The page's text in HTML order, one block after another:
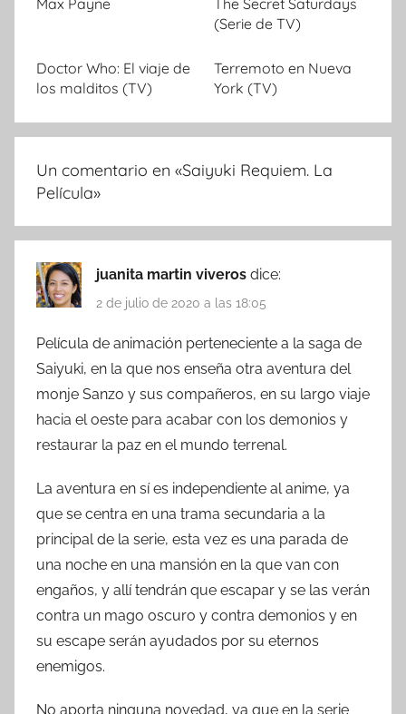
Max Payne
The Secret Saturdays
(Serie de TV)
Doctor Who: El viaje de
los malditos (TV)
Terremoto en Nueva
York (TV)
Un comentario en «Saiyuki Requiem. La
Película»
juanita martin viveros dice:
2 de julio de 2020 a las 18:05
Película de animación perteneciente a la saga de
Saiyuki, en la que nos enseña otra aventura del
monje Sanzo y sus compañeros, en su largo viaje
hacia el oeste para acabar con los demonios y
restaurar la paz en el mundo terrenal.
La aventura en sí es independiente al anime, ya
que se centra en una trama secundaria a la
principal de la serie, esta vez es una parada de
una noche en una mansión en la que van con
engaños, y allí tendrán que escapar y se las verán
contra un mago oscuro y contra demonios y en
su escape serán ayudados por su eternos
enemigos.
No aporta ninguna novedad, ya que en la serie